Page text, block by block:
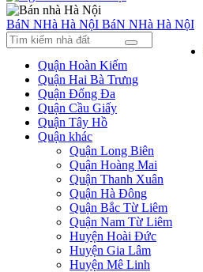
BáN NHà Hà NộI BáN NHà Hà NộI
Quận Hoàn Kiếm
Quận Hai Bà Trưng
Quận Đống Đa
Quận Cầu Giấy
Quận Tây Hồ
Quận khác
Quận Long Biên
Quận Hoàng Mai
Quận Thanh Xuân
Quận Hà Đông
Quận Bắc Từ Liêm
Quận Nam Từ Liêm
Huyện Hoài Đức
Huyện Gia Lâm
Huyện Mê Linh